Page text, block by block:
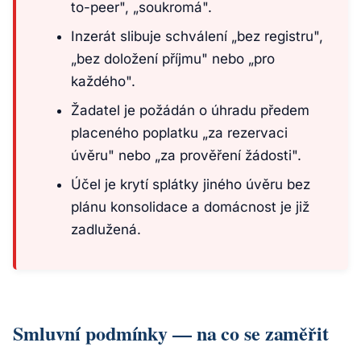
to-peer", „soukromá".
Inzerát slibuje schválení „bez registru",
„bez doložení příjmu" nebo „pro
každého".
Žadatel je požádán o úhradu předem
placeného poplatku „za rezervaci
úvěru" nebo „za prověření žádosti".
Účel je krytí splátky jiného úvěru bez
plánu konsolidace a domácnost je již
zadlužená.
Smluvní podmínky — na co se zaměřit